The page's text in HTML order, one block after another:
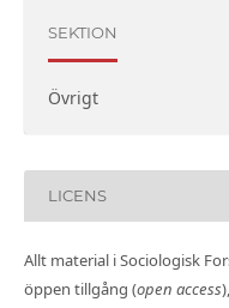
SEKTION
Övrigt
LICENS
Allt material i Sociologisk
öppen tillgång (open access